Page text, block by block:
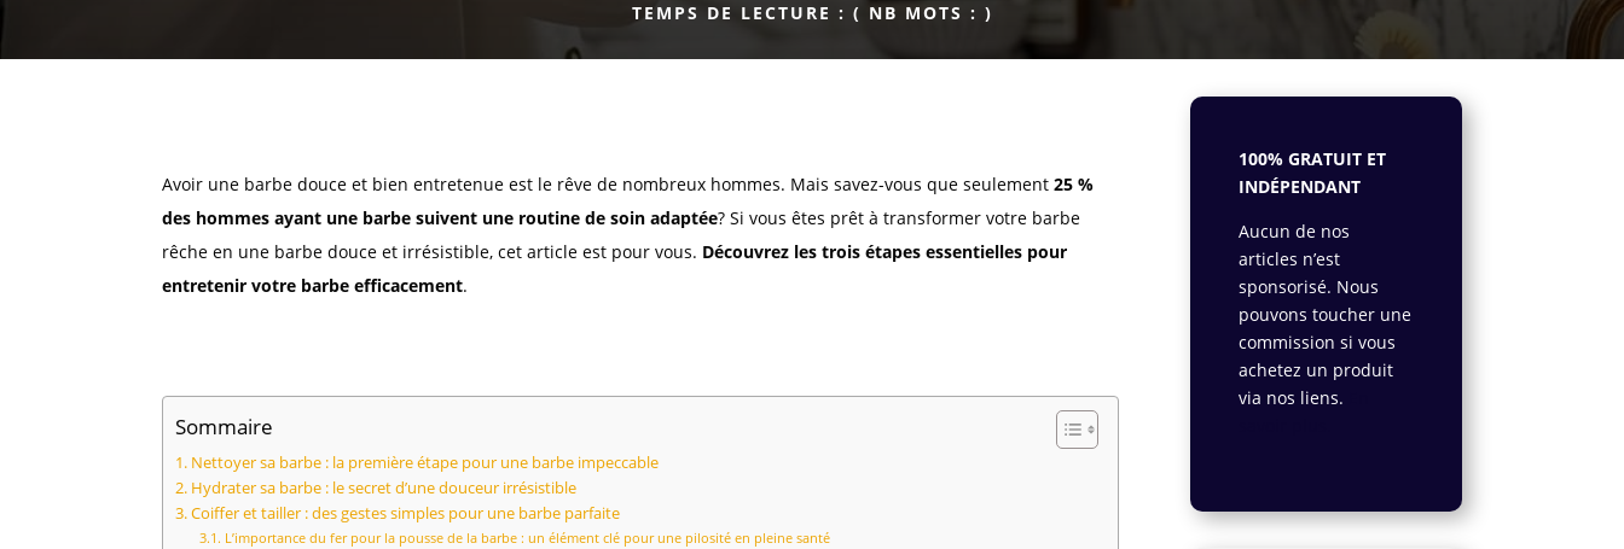
TEMPS DE LECTURE : ( NB MOTS : )
Avoir une barbe douce et bien entretenue est le rêve de nombreux hommes. Mais savez-vous que seulement25 %
des hommes ayant une barbe suivent une routine de soin adaptée? Si vous êtes prêt à transformer votre barbe
rêche en une barbe douce et irrésistible, cet article est pour vous. Découvrez les trois étapes essentielles pour
entretenir votre barbe efficacement.
Sommaire
Nettoyer sa barbe : la première étape pour une barbe impeccable
Hydrater sa barbe : le secret d’une douceur irrésistible
Coiffer et tailler : des gestes simples pour une barbe parfaite
L’importance du fer pour la pousse de la barbe : un élément clé pour une pilosité en pleine santé
100% GRATUIT ET
INDÉPENDANT
Aucun de nos
articles n’est
sponsorisé. Nous
pouvons toucher une
commission si vous
achetez un produit
via nos liens.